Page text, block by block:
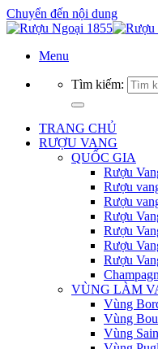
Chuyển đến nội dung
Menu
Tìm kiếm:
TRANG CHỦ
RƯỢU VANG
QUỐC GIA
Rượu
Rượu
Rượu
Rượu
Rượu
Rượu
Rượu
VÙNG LÀM
Vùng
Vùng
Vùng